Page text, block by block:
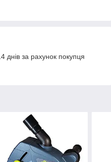
днів за рахунок покупця